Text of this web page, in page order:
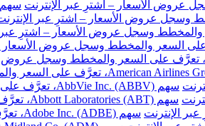
سهم AbbVie Inc. (ABBV)، تعرَّف على السعر والمخطط وسجل عروض الأسعار – اشترِ عبر الإنترنت
سهم Abbott Laboratories (ABT)، تعرَّف على السعر والمخطط وسجل عروض الأسعار – اشترِ عبر الإنترنت
سهم Adobe Inc. (ADBE)، تعرَّف على السعر والمخطط وسجل عروض الأسعار – اشترِ عبر الإنترنت